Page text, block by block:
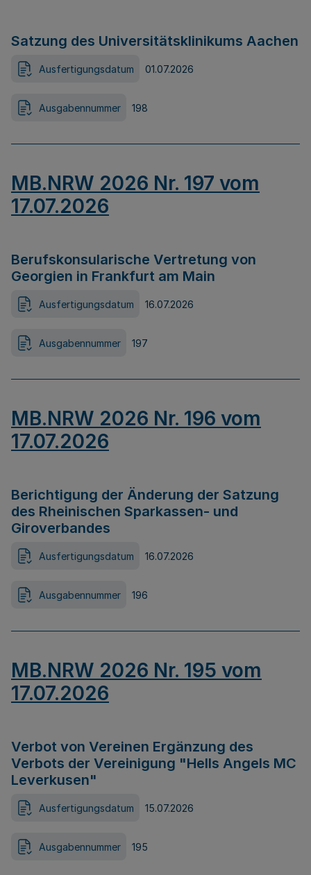
Satzung des Universitätsklinikums Aachen
Ausfertigungsdatum 01.07.2026
Ausgabennummer 198
MB.NRW 2026 Nr. 197 vom
17.07.2026
Berufskonsularische Vertretung von
Georgien in Frankfurt am Main
Ausfertigungsdatum 16.07.2026
Ausgabennummer 197
MB.NRW 2026 Nr. 196 vom
17.07.2026
Berichtigung der Änderung der Satzung
des Rheinischen Sparkassen- und
Giroverbandes
Ausfertigungsdatum 16.07.2026
Ausgabennummer 196
MB.NRW 2026 Nr. 195 vom
17.07.2026
Verbot von Vereinen Ergänzung des
Verbots der Vereinigung "Hells Angels MC
Leverkusen"
Ausfertigungsdatum 15.07.2026
Ausgabennummer 195